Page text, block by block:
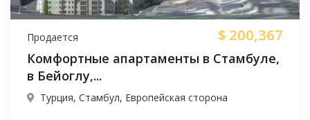
Продается $ 200,367
Комфортные апартаменты в Стамбуле,
в Бейоглу,...
Турция, Стамбул, Европейская сторона